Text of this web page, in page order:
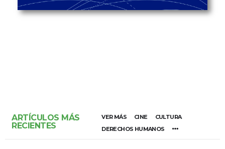
ARTÍCULOS MÁS
RECIENTES
VER MÁS CINE
CULTURA
DERECHOS HUMANOS